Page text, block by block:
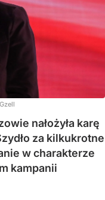
nałożyła karę
za kilkukrotne
w charakterze
kampanii